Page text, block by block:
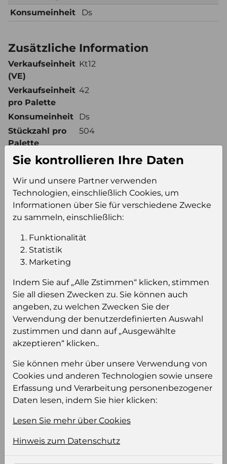
Konsumeinheit Ds
Zusätzliche Information
Verkaufseinheit
(VE)
Kt12
Verkaufseinheit
pro Palette
42
Konsumeinheit
Ds
Stückzahl pro
Palette
504
Einloggen um den Preis zu
sehen
Sie müssen eingeloggt sein, um Preise zu
Einloggen
Produktinformation
Wählen Sie eine Sprache und ein Format für
Ihre Produktdatei aus
Sprache
Keiner
Bildeinstellungen
Sie kontrollieren Ihre Daten
Wir und unsere Partner verwenden
Technologien, einschließlich Cookies, um
Informationen über Sie für verschiedene Zwecke
zu sammeln, einschließlich:
Funktionalität
Statistik
Marketing
Indem Sie auf „Alle Zstimmen“ klicken, stimmen
Sie all diesen Zwecken zu. Sie können auch
angeben, zu welchen Zwecken Sie der
Verwendung der benutzerdefinierten Auswahl
zustimmen und dann auf „Ausgewählte
akzeptieren“ klicken..
Sie können mehr über unsere Verwendung von
Cookies und anderen Technologien sowie unsere
Erfassung und Verarbeitung personenbezogener
Daten lesen, indem Sie hier klicken:
Lesen Sie mehr über Cookies
Hinweis zum Datenschutz